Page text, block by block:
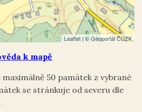
Leaflet | ©Geoportál ČÚZK
k mapě
50 památek z vybrané
se stránkuje od severu dle